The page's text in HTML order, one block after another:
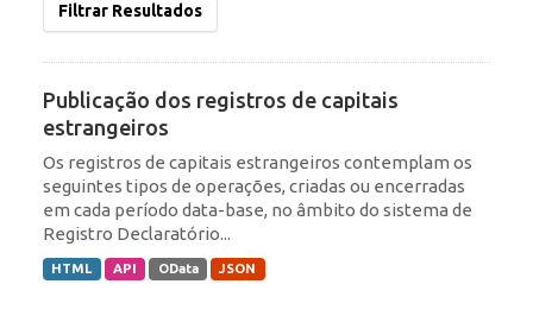
Filtrar Resultados
Publicação dos registros de capitais
estrangeiros
Os registros de capitais estrangeiros contemplam os
seguintes tipos de operações, criadas ou encerradas
em cada período data-base, no âmbito do sistema de
Registro Declaratório...
HTML API OData JSON